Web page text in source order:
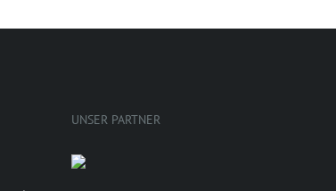
UNSER PARTNER